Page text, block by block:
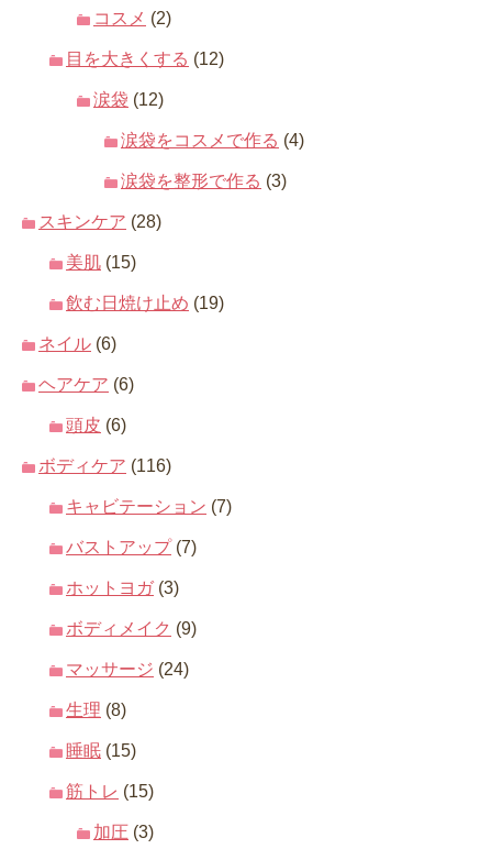
コスメ (2)
目を大きくする (12)
涙袋 (12)
涙袋をコスメで作る (4)
涙袋を整形で作る (3)
スキンケア (28)
美肌 (15)
飲む日焼け止め (19)
ネイル (6)
ヘアケア (6)
頭皮 (6)
ボディケア (116)
キャビテーション (7)
バストアップ(7)
ホットヨガ(3)
ボディメイク (9)
マッサージ (24)
生理 (8)
睡眠 (15)
筋トレ (15)
加圧 (3)